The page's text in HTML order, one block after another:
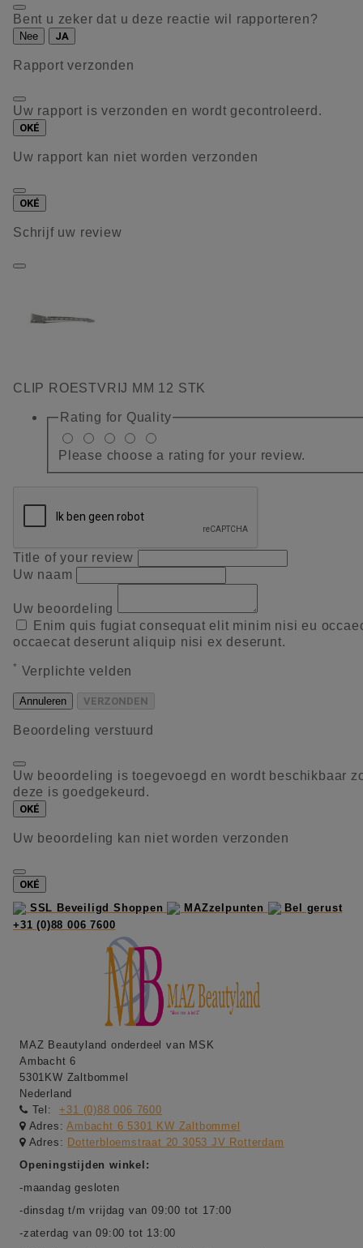
Bent u zeker dat u deze reactie wil rapporteren?
Nee JA
Rapport verzonden
Uw rapport is verzonden en wordt gecontroleerd.
OKÉ
Uw rapport kan niet worden verzonden
OKÉ
Schrijf uw review
CLIP ROESTVRIJ MM 12 STK
Rating for Quality
Please choose a rating for your review.
Title of your review
Uw naam
Uw beoordeling
Enim quis fugiat consequat elit minim nisi eu
occaecat deserunt aliquip nisi ex deserunt.
* Verplichte velden
Annuleren VERZONDEN
Beoordeling verstuurd
Uw beoordeling is toegevoegd en wordt beschikbaar
deze is goedgekeurd.
OKÉ
Uw beoordeling kan niet worden verzonden
OKÉ
SSL Beveiligd Shoppen
MAZzelpunten
Bel gerust
+31 (0)88 006 7600
MAZ Beautyland onderdeel van MSK
Ambacht 6
5301KW Zaltbommel
Nederland
Tel:
+31 (0)88 006 7600
Adres:Ambacht 6 5301 KW Zaltbommel
Adres: Dotterbloemstraat 20 3053 JV Rotterdam
Openingstijden winkel:
-maandag gesloten
-dinsdag t/m vrijdag van 09:00 tot 17:00
-zaterdag van 09:00 tot 13:00